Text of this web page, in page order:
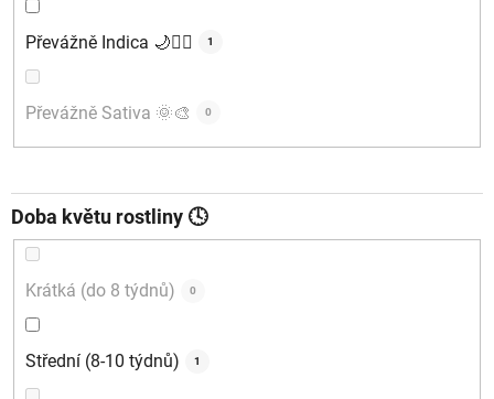
Převážně Indica 🌙🧘‍♂️ 1
Převážně Sativa 🌞🎨 0
Doba květu rostliny 🕓
Krátká (do 8 týdnů) 0
Střední (8-10 týdnů) 1